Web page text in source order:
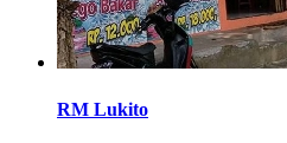
RM Lukito